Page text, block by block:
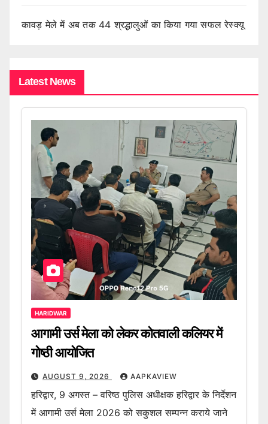
कावड़ मेले में अब तक 44 श्रद्धालुओं का किया गया सफल रेस्क्यू
Latest News
HARIDWAR
आगामी उर्स मेला को लेकर कोतवाली कलियर में
गोष्ठी आयोजित
AUGUST 9, 2026 AAPKAVIEW
हरिद्वार, 9 अगस्त – वरिष्ठ पुलिस अधीक्षक हरिद्वार के निर्देशन
में आगामी उर्स मेला 2026 को सकुशल सम्पन्न कराये जाने